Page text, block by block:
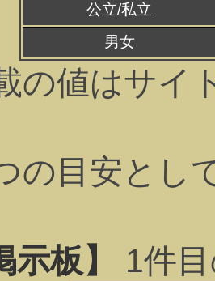
公立/私立
男女
の値はサイ
の目安とし
示板】 1件